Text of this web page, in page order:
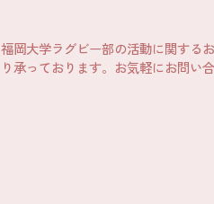
福岡大学ラグビー部の活動に関する
り承っております。お気軽にお問い